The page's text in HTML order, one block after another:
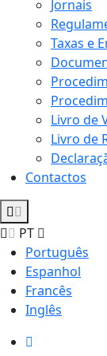
Jornais
Taxas e
Livro de
Livro de
Contactos
PT
Português
Espanhol
Francês
Inglês